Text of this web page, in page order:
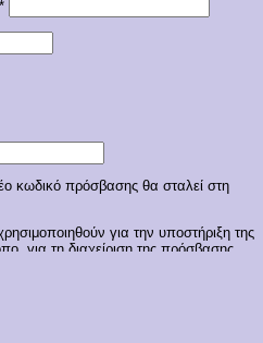
*
κωδικό πρόσβασης θα σταλεί στη
για την υποστήριξη της
για τη διαχείριση της πρόσβασης